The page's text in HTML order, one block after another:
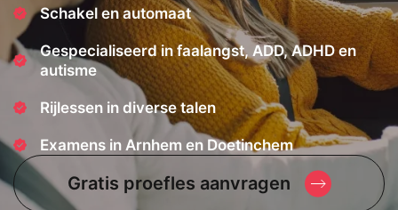
Schakel en automaat
Gespecialiseerd in faalangst, ADD, ADHD en
autisme
Rijlessen in diverse talen
Examens in Arnhem en Doetinchem
Gratis proefles aanvragen